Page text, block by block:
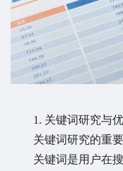
1. 关键词研究与
关键词研究的重
关键词是用户在搜